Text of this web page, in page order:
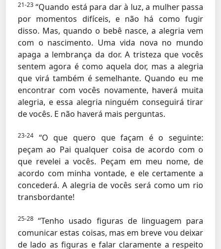
21-23 “Quando está para dar à luz, a mulher passa
por momentos difíceis, e não há como fugir
disso. Mas, quando o bebê nasce, a alegria vem
com o nascimento. Uma vida nova no mundo
apaga a lembrança da dor. A tristeza que vocês
sentem agora é como aquela dor, mas a alegria
que virá também é semelhante. Quando eu me
encontrar com vocês novamente, haverá muita
alegria, e essa alegria ninguém conseguirá tirar
de vocês. E não haverá mais perguntas.
23-24
“O que quero que façam é o seguinte:
peçam ao Pai qualquer coisa de acordo com o
que revelei a vocês. Peçam em meu nome, de
acordo com minha vontade, e ele certamente a
concederá. A alegria de vocês será como um rio
transbordante!
25-28 “Tenho usado figuras de linguagem para
comunicar estas coisas, mas em breve vou deixar
de lado as figuras e falar claramente a respeito